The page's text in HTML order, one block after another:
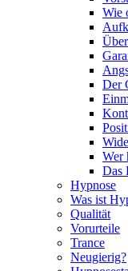
Wie
Der
Wer
Das
Hypnose
Was ist
Qualität
Vorurteile
Trance
Neugierig?